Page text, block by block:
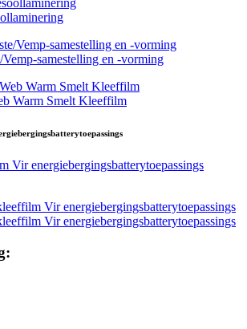
Vemp-samestelling en -vorming
Warm Smelt Kleeffilm